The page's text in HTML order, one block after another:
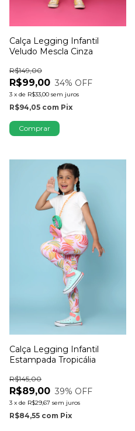
Calça Legging Infantil
Veludo Mescla Cinza
R$99,00
R$149,00
34% OFF
3 x de R$33,00 sem juros
R$94,05 com Pix
Comprar
Calça Legging Infantil
Estampada Tropicália
R$89,00
R$145,00
39% OFF
3 x de R$29,67 sem juros
R$84,55 com Pix